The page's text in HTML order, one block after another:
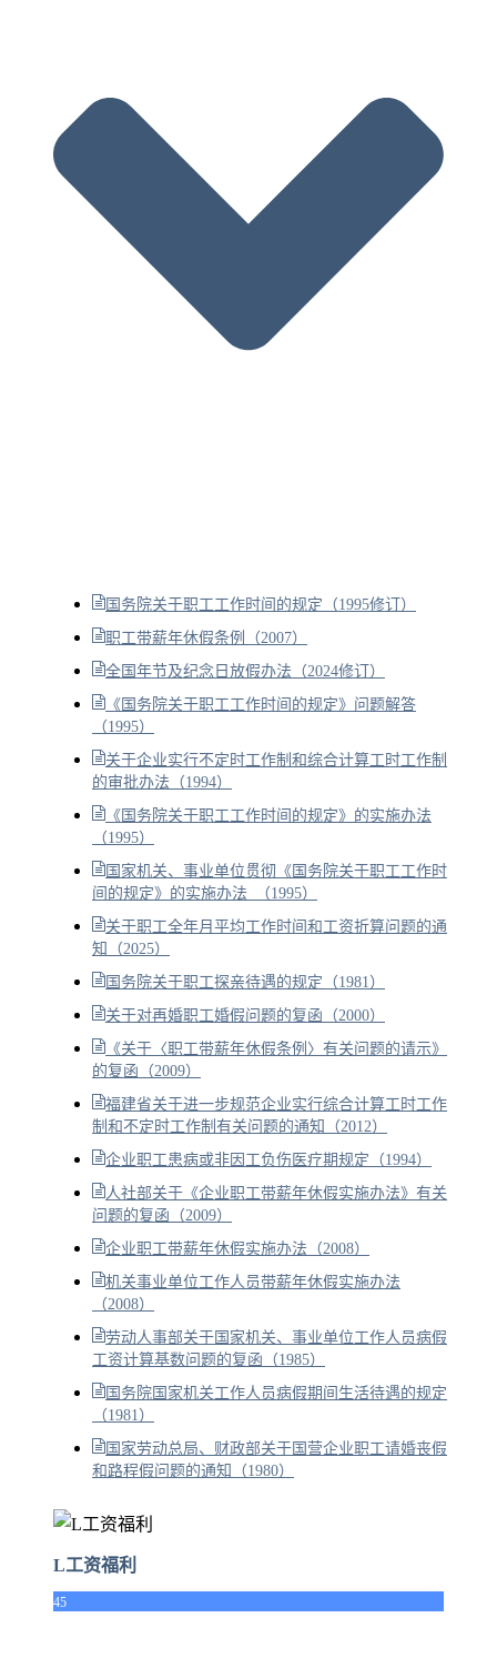
国务院关于职工工作时间的规定（1995修订）
职工带薪年休假条例（2007）
全国年节及纪念日放假办法（2024修订）
《国务院关于职工工作时间的规定》问题解答
（1995）
关于企业实行不定时工作制和综合计算工时工作制
的审批办法（1994）
《国务院关于职工工作时间的规定》的实施办法
（1995）
国家机关、事业单位贯彻《国务院关于职工工作时
间的规定》的实施办法 （1995）
关于职工全年月平均工作时间和工资折算问题的通
知（2025）
国务院关于职工探亲待遇的规定（1981）
关于对再婚职工婚假问题的复函（2000）
《关于〈职工带薪年休假条例〉有关问题的请示》
的复函（2009）
福建省关于进一步规范企业实行综合计算工时工作
制和不定时工作制有关问题的通知（2012）
企业职工患病或非因工负伤医疗期规定（1994）
人社部关于《企业职工带薪年休假实施办法》有关
问题的复函（2009）
企业职工带薪年休假实施办法（2008）
机关事业单位工作人员带薪年休假实施办法
（2008）
劳动人事部关于国家机关、事业单位工作人员病假
工资计算基数问题的复函（1985）
国务院国家机关工作人员病假期间生活待遇的规定
（1981）
国家劳动总局、财政部关于国营企业职工请婚丧假
和路程假问题的通知（1980）
L工资福利
45